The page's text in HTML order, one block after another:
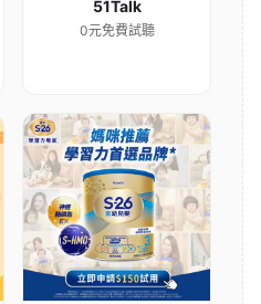
51Talk
0元免費試聽